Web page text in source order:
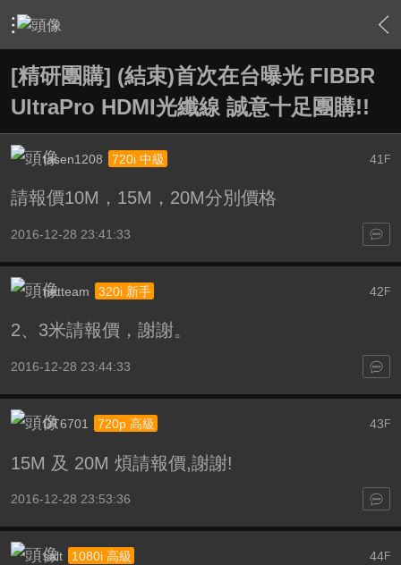
› 敗家特區 For Sale or Trade › 一起團購區 Group Buy › 內
[精研團購] (結束)首次在台曝光 FIBBR
UltraPro HDMI光纖線 誠意十足團購!!
41 F
tasen1208 720i 中級
請報價10M，15M，20M分別價格
2016-12-28 23:41:33
42F
netteam 320i 新手
2、3米請報價，謝謝。
2016-12-28 23:44:33
43F
DT6701 720p 高級
15M 及 20M 煩請報價,謝謝!
2016-12-28 23:53:36
44F
salt 1080i 高級